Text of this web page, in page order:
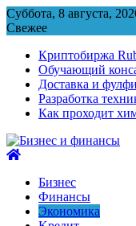
Перейти
к
Суббота, 8 августа,
Свежее
Криптобиржа
Обучающий
Доставка и
Разработка
Как проходит
Бизнес
Финансы
Экономика